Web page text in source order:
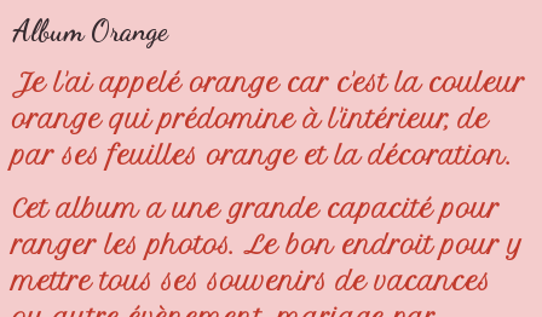
Album Orange
Je l'ai appelé orange car c'est la couleur
orange qui prédomine à l'intérieur, de
par ses feuilles orange et la décoration.
Cet album a une grande capacité pour
ranger les photos. Le bon endroit pour y
mettre tous ses souvenirs de vacances